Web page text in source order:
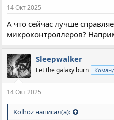
:
14 Окт 2025
А что сейчас лучше
микроконтроллеров?
Sleepwalker
Let the galaxy burn
14 Окт 2025
Kolhoz написал(а):